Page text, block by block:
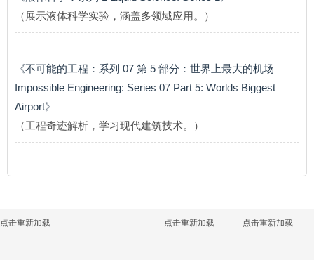
（展示液体科学实验，涵盖多领域应用。）
《不可能的工程：系列 07 第 5 部分：世界上最大的机场
Impossible Engineering: Series 07 Part 5: Worlds Biggest
Airport》
（工程奇迹解析，学习现代建筑技术。）
点击重新加载 点击重新加载 点击重新加载